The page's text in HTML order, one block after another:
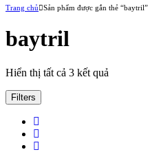
Trang chủ Sản phẩm được gắn thẻ “baytril”
baytril
Hiển thị tất cả 3 kết quả
Filters